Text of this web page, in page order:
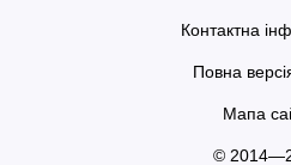
Контактна
Повна
Мапа
©